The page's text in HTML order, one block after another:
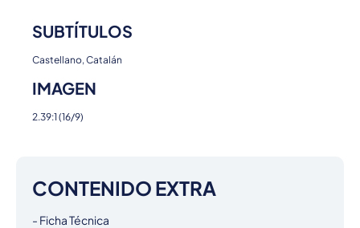
SUBTÍTULOS
Castellano, Catalán
IMAGEN
2.39:1 (16/9)
CONTENIDO EXTRA
- Ficha Técnica